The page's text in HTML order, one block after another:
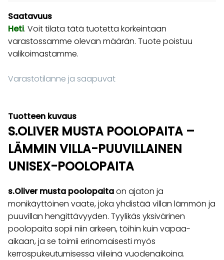
Saatavuus
Heti. Voit tilata tätä tuotetta korkeintaan
varastossamme olevan määrän. Tuote poistuu
valikoimastamme.
Varastotilanne ja saapuvat
Tuotteen kuvaus
S.OLIVER MUSTA POOLOPAITA –
LÄMMIN VILLA-PUUVILLAINEN
UNISEX-POOLOPAITA
s.Oliver musta poolopaitaon ajaton ja
monikäyttöinen vaate, joka yhdistää villan lämmön ja
puuvillan hengittävyyden. Tyylikäs yksivärinen
poolopaita sopii niin arkeen, töihin kuin vapaa-
aikaan, ja se toimii erinomaisesti myös
kerrospukeutumisessa viileinä vuodenaikoina.